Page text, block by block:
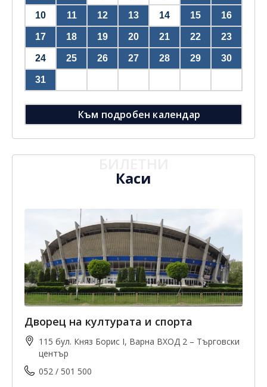
10 11 12 13 14 15 16
17 18 19 20 21 22 23
24 25 26 27 28 29 30
31
Към подробен календар
Каси
Дворец на културата и спорта
115 бул. Княз Борис I, Варна ВХОД 2 – Търговски
център
052 / 501 500